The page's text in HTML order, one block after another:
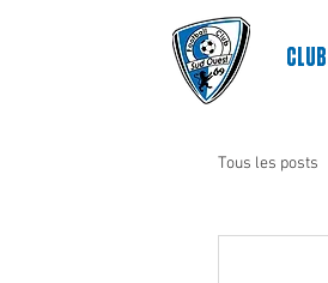
Club
Tous les posts